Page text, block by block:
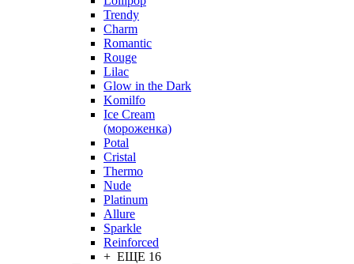
Trendy
Charm
Romantic
Rouge
Lilac
Glow in the Dark
Komilfo
Ice Cream
(мороженка)
Potal
Cristal
Thermo
Nude
Platinum
Allure
Sparkle
Reinforced
+ ЕЩЕ 16